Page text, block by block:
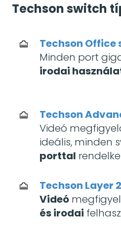
Techson switch
Techson Office
Minden port
irodai
Techson
Videó
ideális, minden
porttal
Techson Layer
Videó
és irodai